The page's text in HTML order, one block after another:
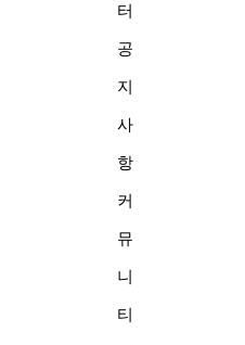
터
공
지
사
항
커
뮤
니
티